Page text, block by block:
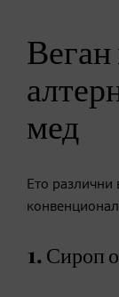
мед
Ето различни
1. Сироп